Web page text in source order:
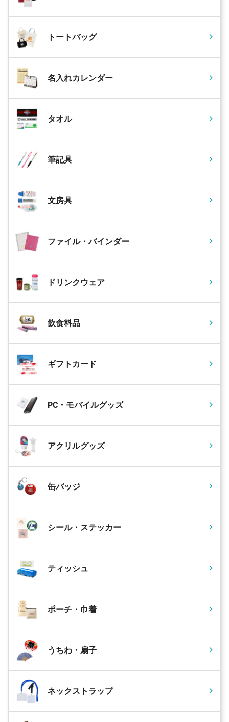
トートバッグ
名入れカレンダー
タオル
筆記具
文房具
ファイル・バインダー
ドリンクウェア
飲食料品
ギフトカード
PC・モバイルグッズ
アクリルグッズ
缶バッジ
シール・ステッカー
ティッシュ
ポーチ・巾着
うちわ・扇子
ネックストラップ